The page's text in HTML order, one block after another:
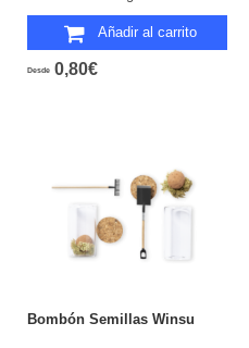
Añadir al carrito
Desde 0,80€
Bombón Semillas Winsu